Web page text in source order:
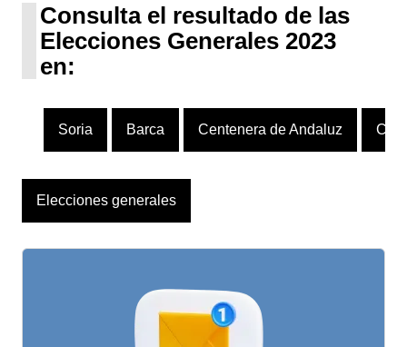
Consulta el resultado de las
Elecciones Generales 2023
en:
Soria Barca Centenera de Andaluz
Elecciones generales